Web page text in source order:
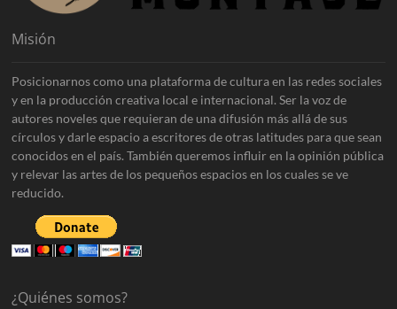
Misión
Posicionarnos como una plataforma de cultura en las redes sociales
y en la producción creativa local e internacional. Ser la voz de
autores noveles que requieran de una difusión más allá de sus
círculos y darle espacio a escritores de otras latitudes para que sean
conocidos en el país. También queremos influir en la opinión pública
y relevar las artes de los pequeños espacios en los cuales se ve
reducido.
¿Quiénes somos?